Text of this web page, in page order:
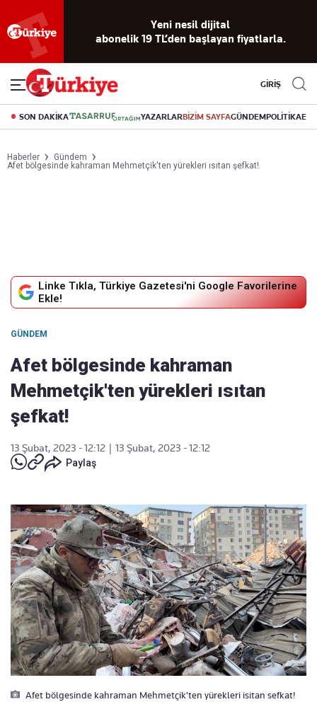
Yeni nesil dijital
abonelik 19 TL’den başlayan fiyatlarla.
GİRİŞ
SON DAKİKA YAZARLARBİZİM SAYFAGÜNDEMPOLİTİKA
Haberler
Gündem
Afet bölgesinde kahraman Mehmetçik'ten yürekleri ısıtan şefkat!
Linke Tıkla, Türkiye Gazetesi'ni Google Favorilerine
Ekle!
GÜNDEM
Afet bölgesinde kahraman
Mehmetçik'ten yürekleri ısıtan
şefkat!
13 Şubat, 2023 - 12:12
13 Şubat, 2023 - 12:12
Paylaş
Afet bölgesinde kahraman Mehmetçik'ten yürekleri isitan sefkat!